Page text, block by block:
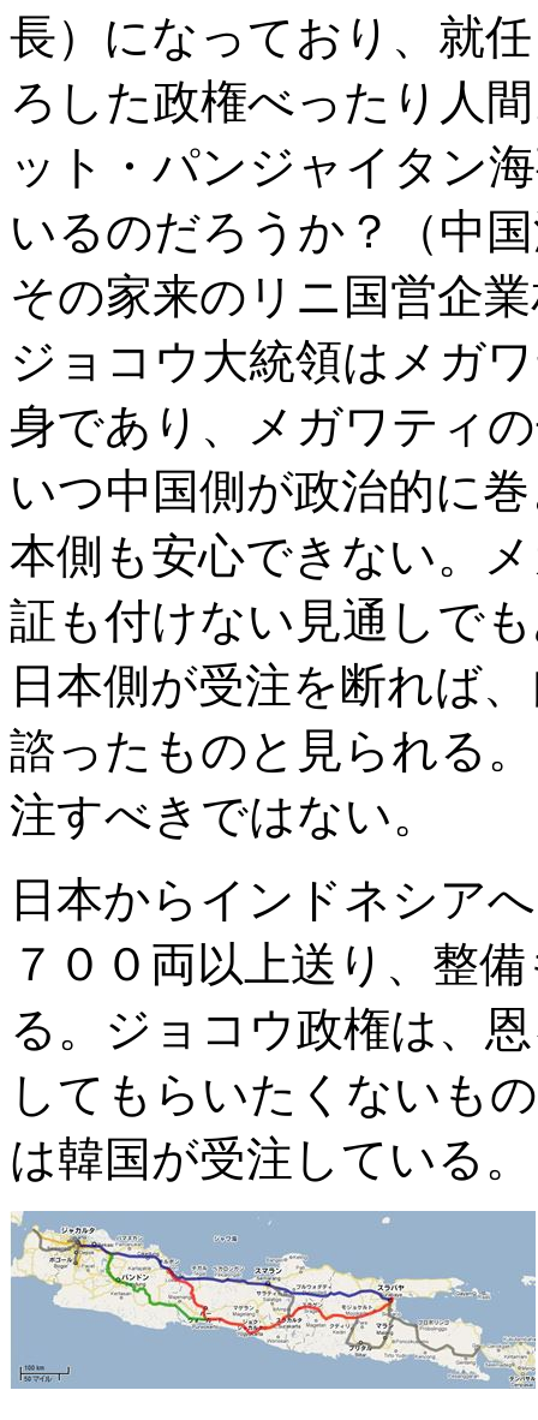
長）になっており、就
ろした政権べったり人
ット・パンジャイタン
いるのだろうか？（中
その家来のリニ国営企
ジョコウ大統領はメガ
身であり、メガワティ
いつ中国側が政治的に
本側も安心できない。
証も付けない見通しで
日本側が受注を断れば
諮ったものと見られる
注すべきではない。
日本からインドネシア
７００両以上送り、整
る。ジョコウ政権は、
してもらいたくないも
は韓国が受注している。